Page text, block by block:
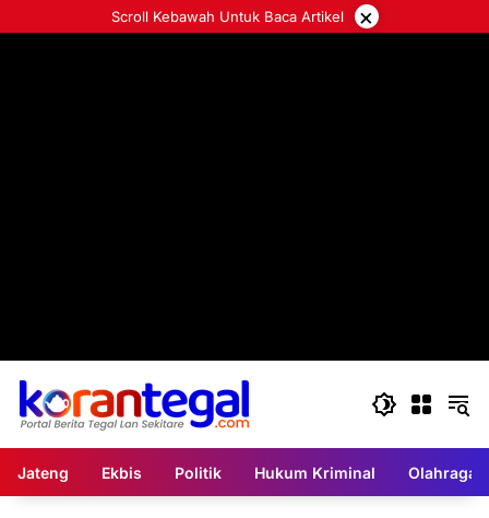
ke
Scroll Kebawah Untuk Baca Artikel ×
Jateng Ekbis Politik Hukum Kriminal Olahraga